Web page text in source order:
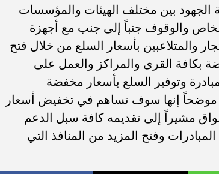
بين مختلف الهيئات والمؤسسات
والوقوف جنباً إلى جنب مع أجهزة
والمتلاعبين بأسعار السلع من خلال فتح
بكافة القرى والمراكز والعمل على
وتوفير السلع بأسعار مخفضة
موضحاً إنها سوف تساهم في تخفيض أسعار
مشيراً إلى تقديمه كافة سبل الدعم
وفتح المزيد من المنافذ التي